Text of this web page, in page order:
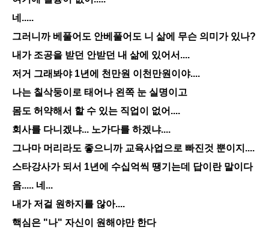
네.....
그러니까 베풀어도 안베풀어도 니 삶에 무슨 의미가 있나?
내가 조공을 받던 안받던 내 삶에 있어서....
저거 그래봐야 1년에 천만원 이천만원이야....
나는 칠삭둥이로 태어나 왼쪽 눈 실명이고
몸도 허약해서 할 수 있는 직업이 없어....
회사를 다니겠냐... 노가다를 하겠냐....
그나마 머리라도 좋으니까 교육사업으로 빠진것 뿐이지....
스타강사가 되서 1년에 수십억씩 땡기는데 답이란 말이다
음..... 네...
내가 저걸 원하지를 않아....
핵심은 "나" 자신이 원해야만 한다